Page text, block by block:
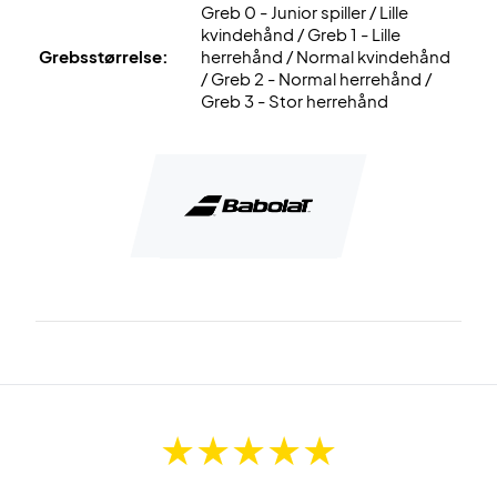
Grebsstørrelse:
Greb 0 - Junior spiller / Lille
kvindehånd / Greb 1 - Lille
herrehånd / Normal kvindehånd
/ Greb 2 - Normal herrehånd /
Greb 3 - Stor herrehånd